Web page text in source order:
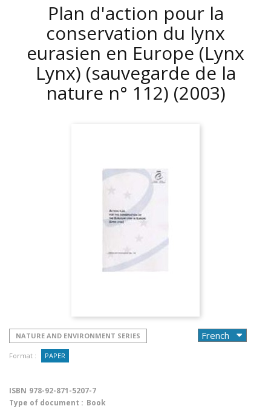
Plan d'action pour la
conservation du lynx
eurasien en Europe (Lynx
Lynx) (sauvegarde de la
nature n° 112) (2003)
NATURE AND ENVIRONMENT SERIES
Format : PAPER
ISBN 978-92-871-5207-7
Type of document : Book